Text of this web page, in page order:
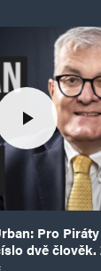
Pro
dvě člověk.